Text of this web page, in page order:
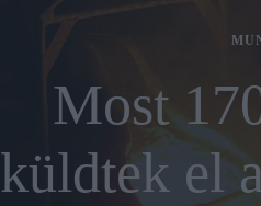
Most
küldtek el